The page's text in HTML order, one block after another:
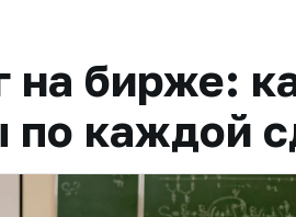
на бирже:
по каждой